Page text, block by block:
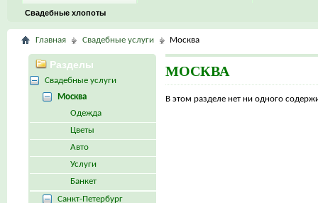
Свадебные хлопоты
Главная Свадебные услуги Москва
МОСКВА
В этом разделе нет ни одного
Разделы
Свадебные услуги
Москва
Одежда
Цветы
Авто
Услуги
Банкет
Санкт-Петербург